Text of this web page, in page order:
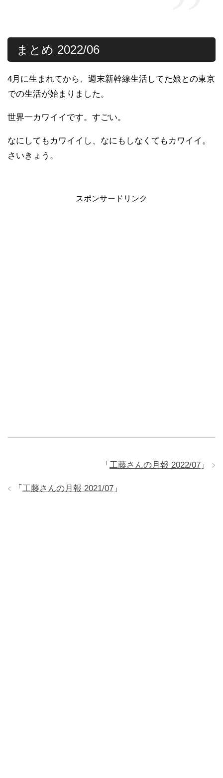
まとめ 2022/06
4月に生まれてから、週末新幹線生活してた娘との東京
での生活が始まりました。
世界一カワイイです。すごい。
なにしてもカワイイし、なにもしなくてもカワイイ。
さいきょう。
スポンサードリンク
「 工藤さんの月報 2022/07 」
「 工藤さんの月報 2021/07 」